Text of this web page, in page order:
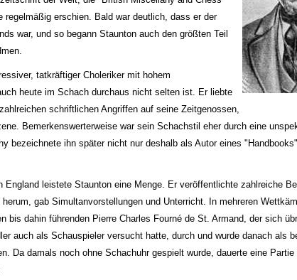
regelmäßig erschien. Bald war deutlich, dass er der
war, und so begann Staunton auch den größten Teil
tatkräftiger Choleriker mit hohem
heute im Schach durchaus nicht selten ist. Er liebte
schriftlichen Angriffen auf seine Zeitgenossen,
Bemerkenswerterweise war sein Schachstil eher durch eine
bezeichnete ihn später nicht nur deshalb als Autor eines
England leistete Staunton eine Menge. Er veröffentlichte zahlreiche
gab Simultanvorstellungen und Unterricht. In mehreren
bis dahin führenden Pierre Charles Fourné de St. Armand, der sich
auch als Schauspieler versucht hatte, durch und wurde danach als
Da damals noch ohne Schachuhr gespielt wurde, dauerte eine Partie